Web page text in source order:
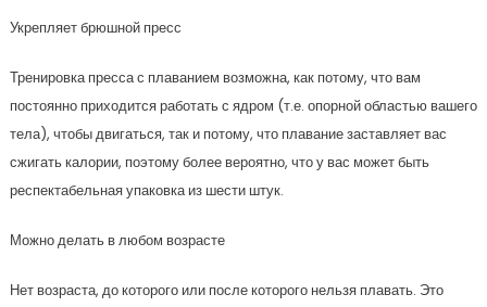
Укрепляет брюшной пресс
Тренировка пресса с плаванием возможна, как потому, что вам
постоянно приходится работать с ядром (т.е. опорной областью вашего
тела), чтобы двигаться, так и потому, что плавание заставляет вас
сжигать калории, поэтому более вероятно, что у вас может быть
респектабельная упаковка из шести штук.
Можно делать в любом возрасте
Нет возраста, до которого или после которого нельзя плавать. Это